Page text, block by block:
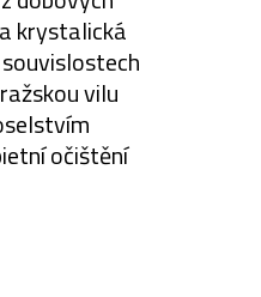
krystalická
vilu
očištění